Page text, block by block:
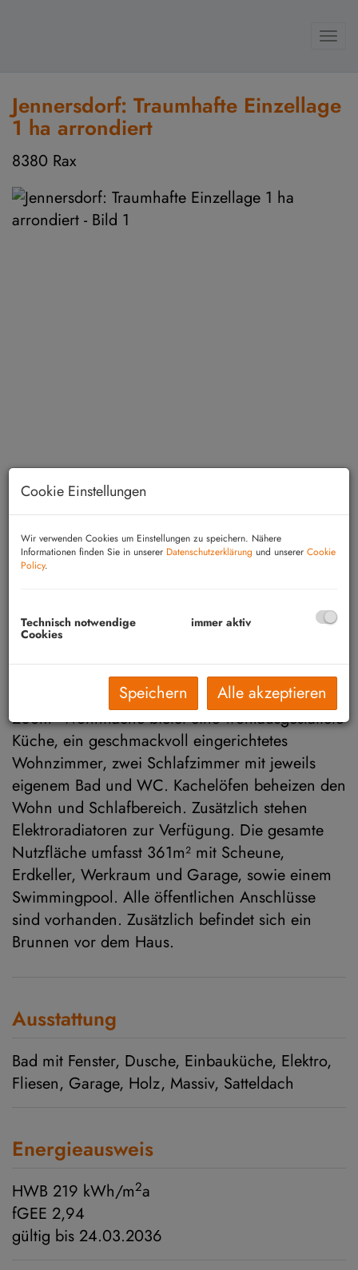
Jennersdorf: Traumhafte Einzellage
1 ha arrondiert
8380 Rax
Ca. 1 ha arrondierte Fläche (weiterer
südburgenländischen Hügelland. Das liebevoll
renovierte und sofort bezugsfertige Haus mit
208m² Wohnfläche bietet eine wohlausgestattete
Küche, ein geschmackvoll eingerichtetes
Wohnzimmer, zwei Schlafzimmer mit jeweils
eigenem Bad und WC. Kachelöfen beheizen den
Wohn und Schlafbereich. Zusätzlich stehen
Elektroradiatoren zur Verfügung. Die gesamte
Nutzfläche umfasst 361m² mit Scheune,
Erdkeller, Werkraum und Garage, sowie einem
Swimmingpool. Alle öffentlichen Anschlüsse
sind vorhanden. Zusätzlich befindet sich ein
Brunnen vor dem Haus.
Ausstattung
Bad mit Fenster Dusche Einbauküche Elektro
Fliesen Garage Holz Massiv Satteldach
Energieausweis
HWB 219 kWh/m2a
fGEE 2,94
gültig bis 24.03.2036
Cookie Einstellungen
Wir verwenden Cookies um Einstellungen zu speichern. Nähere
Informationen finden Sie in unserer Datenschutzerklärung und unserer Cookie
Policy.
Technisch notwendige
Cookies
immer aktiv
Speichern Alle akzeptieren